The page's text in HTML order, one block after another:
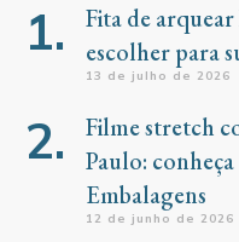
Fita de
escolher para
13 de julho de 2026
Filme stretch
Paulo:
Embalagens
12 de junho de 2026